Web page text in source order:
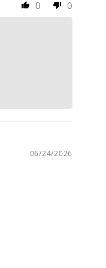
0 0
06/24/2026